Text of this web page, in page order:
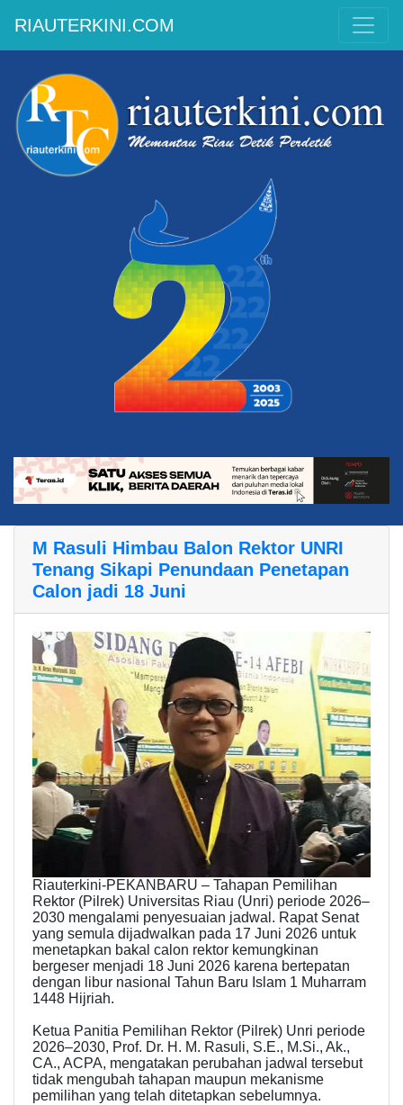
RIAUTERKINI.COM
M Rasuli Himbau Balon Rektor UNRI
Tenang Sikapi Penundaan Penetapan
Calon jadi 18 Juni
Riauterkini-PEKANBARU – Tahapan Pemilihan
Rektor (Pilrek) Universitas Riau (Unri) periode 2026–
2030 mengalami penyesuaian jadwal. Rapat Senat
yang semula dijadwalkan pada 17 Juni 2026 untuk
menetapkan bakal calon rektor kemungkinan
bergeser menjadi 18 Juni 2026 karena bertepatan
dengan libur nasional Tahun Baru Islam 1 Muharram
1448 Hijriah.
Ketua Panitia Pemilihan Rektor (Pilrek) Unri periode
2026–2030, Prof. Dr. H. M. Rasuli, S.E., M.Si., Ak.,
CA., ACPA, mengatakan perubahan jadwal tersebut
tidak mengubah tahapan maupun mekanisme
pemilihan yang telah ditetapkan sebelumnya.